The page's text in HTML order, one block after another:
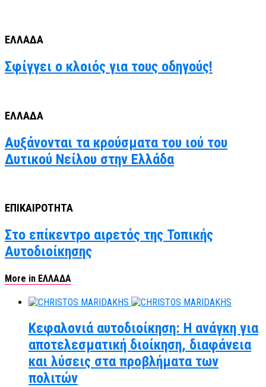
ΕΛΛΑΔΑ
Σφίγγει ο κλοιός για τους οδηγούς!
ΕΛΛΑΔΑ
Αυξάνονται τα κρούσματα του ιού του
Δυτικού Νείλου στην Ελλάδα
ΕΠΙΚΑΙΡΟΤΗΤΑ
Στο επίκεντρο αιρετός της Τοπικής
Αυτοδιοίκησης
More in ΕΛΛΑΔΑ
Κεφαλονιά αυτοδιοίκηση: Η ανάγκη για
αποτελεσματική διοίκηση, διαφάνεια
και λύσεις στα προβλήματα των
πολιτών